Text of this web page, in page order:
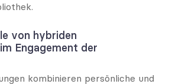
von hybriden
Engagement der
kombinieren persönliche und